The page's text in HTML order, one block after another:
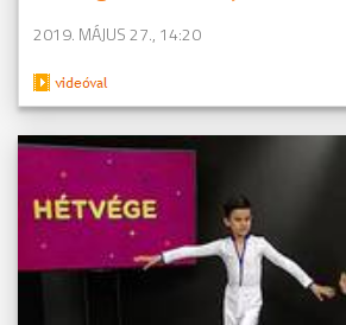
2019. MÁJUS 27., 14:20